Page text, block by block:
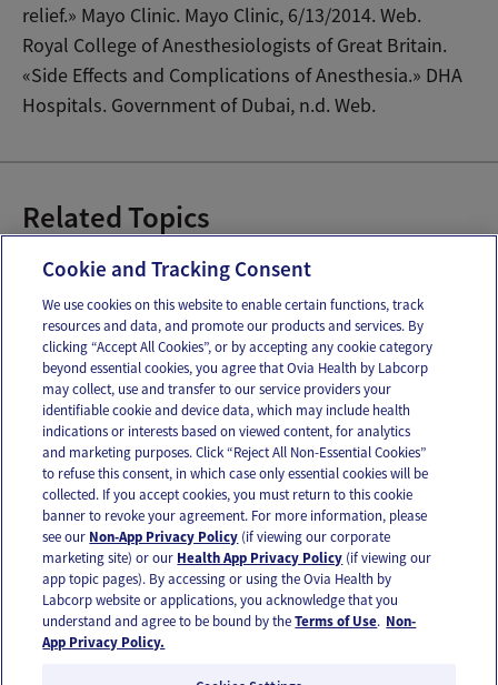
relief.» Mayo Clinic. Mayo Clinic, 6/13/2014. Web.
Royal College of Anesthesiologists of Great Britain.
«Side Effects and Complications of Anesthesia.» DHA
Hospitals. Government of Dubai, n.d. Web.
Related Topics
Manejo del dolor en la labor de parto
Email Text
OUR APPS
FOLLOW US
Cookie and Tracking Consent
We use cookies on this website to enable certain functions, track
resources and data, and promote our products and services. By
clicking “Accept All Cookies”, or by accepting any cookie category
beyond essential cookies, you agree that Ovia Health by Labcorp
may collect, use and transfer to our service providers your
identifiable cookie and device data, which may include health
indications or interests based on viewed content, for analytics
and marketing purposes. Click “Reject All Non-Essential Cookies”
to refuse this consent, in which case only essential cookies will be
collected. If you accept cookies, you must return to this cookie
banner to revoke your agreement. For more information, please
see our Non-App Privacy Policy (if viewing our corporate
marketing site) or our Health App Privacy Policy (if viewing our
app topic pages). By accessing or using the Ovia Health by
Labcorp website or applications, you acknowledge that you
understand and agree to be bound by theTerms of Use. Non-
App Privacy Policy.